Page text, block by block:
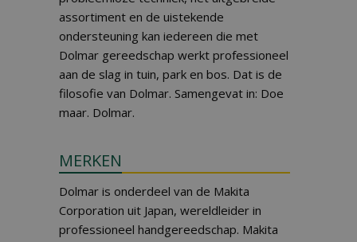
assortiment en de uistekende
ondersteuning kan iedereen die met
Dolmar gereedschap werkt professioneel
aan de slag in tuin, park en bos. Dat is de
filosofie van Dolmar. Samengevat in: Doe
maar. Dolmar.
MERKEN
Dolmar is onderdeel van de Makita
Corporation uit Japan, wereldleider in
professioneel handgereedschap. Makita